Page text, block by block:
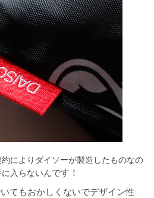
によりダイソーが製造したものなの
入らないんです！
てもおかしくないでデザイン性